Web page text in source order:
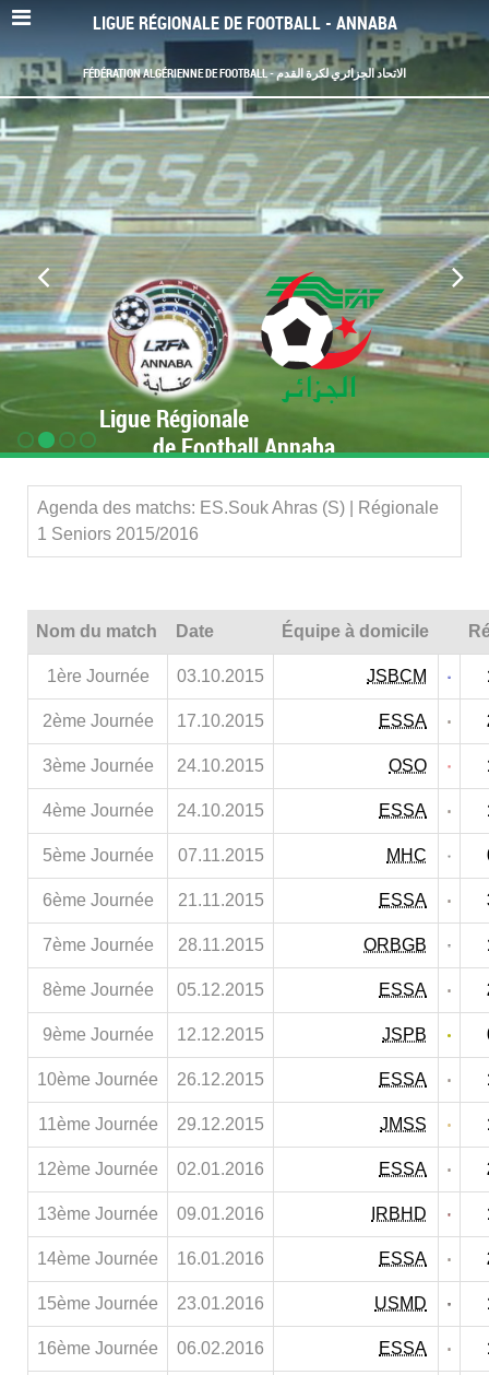
LIGUE RÉGIONALE DE FOOTBALL - ANNABA
FÉDÉRATION ALGÉRIENNE DE FOOTBALL - الاتحاد الجزائري لكرة القدم
Ligue Régionale
de Football Annaba
Agenda des matchs: ES.Souk Ahras (S) | Régionale
1 Seniors 2015/2016
Nom du match Date Équipe à domicile
1ère Journée 03.10.2015 JSBCM
2ème Journée 17.10.2015 ESSA
3ème Journée 24.10.2015 OSO
4ème Journée 24.10.2015 ESSA
5ème Journée 07.11.2015 MHC
6ème Journée 21.11.2015 ESSA
7ème Journée 28.11.2015 ORBGB
8ème Journée 05.12.2015 ESSA
9ème Journée 12.12.2015 JSPB
10ème Journée 26.12.2015 ESSA
11ème Journée 29.12.2015 JMSS
12ème Journée 02.01.2016 ESSA
13ème Journée 09.01.2016 IRBHD
14ème Journée 16.01.2016 ESSA
15ème Journée 23.01.2016 USMD
16ème Journée 06.02.2016 ESSA